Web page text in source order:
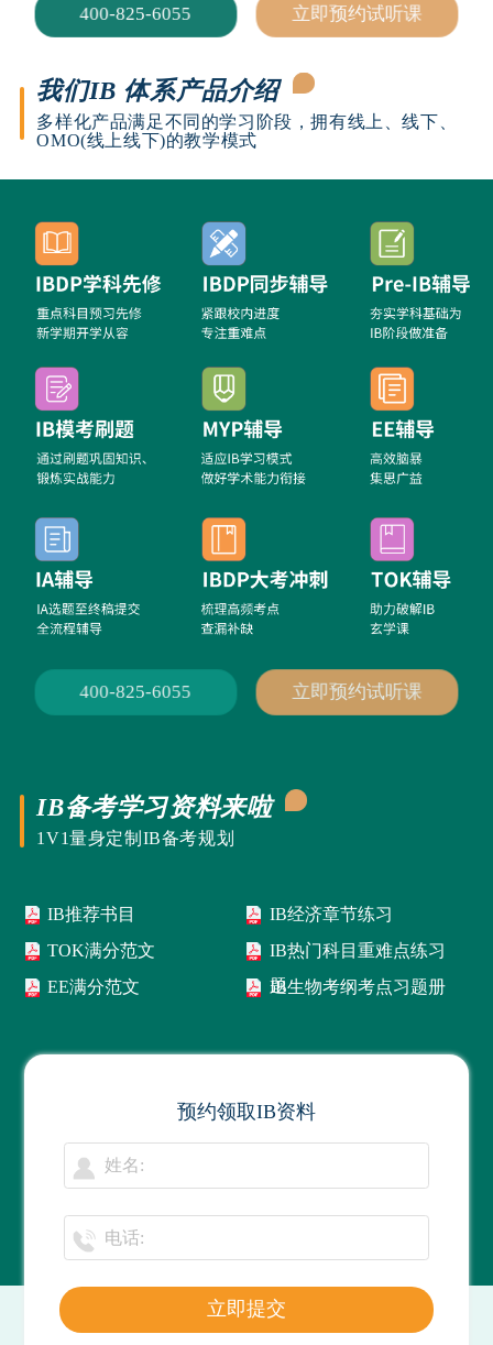
400-825-6055 立即预约试听课
我们IB 体系产品介绍
多样化产品满足不同的学习阶段，拥有线上、线下、
OMO(线上线下)的教学模式
400-825-6055 立即预约试听课
IB备考学习资料来啦
1V1量身定制IB备考规划
IB推荐书目
IB经济章节练习
TOK满分范文
IB热门科目重难点练习
题
EE满分范文 IB生物考纲考点习题册
预约领取IB资料
立即提交